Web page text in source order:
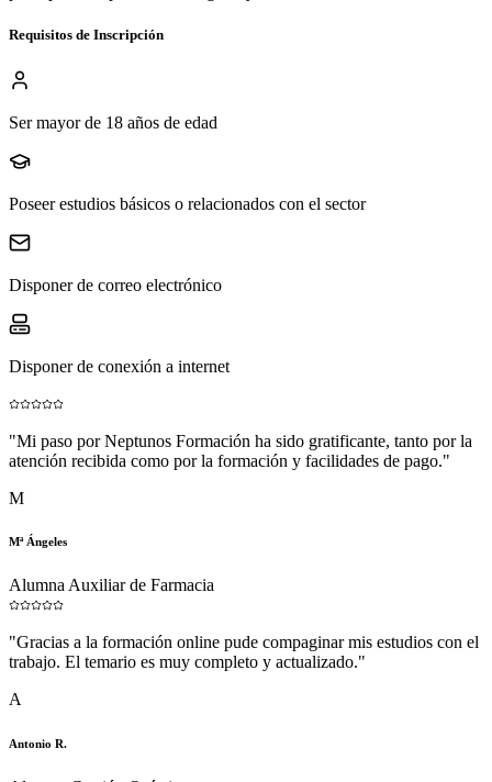
Requisitos de Inscripción
Ser mayor de 18 años de edad
Poseer estudios básicos o relacionados con el sector
Disponer de correo electrónico
Disponer de conexión a internet
"Mi paso por Neptunos Formación ha sido gratificante, tanto por la
atención recibida como por la formación y facilidades de pago."
M
Mª Ángeles
Alumna Auxiliar de Farmacia
"Gracias a la formación online pude compaginar mis estudios con el
trabajo. El temario es muy completo y actualizado."
A
Antonio R.